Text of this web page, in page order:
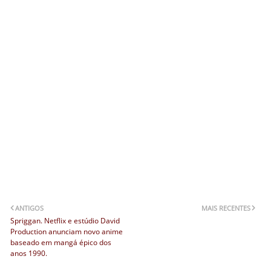
MAIS RECENTES
ANTIGOS
Spriggan. Netflix e estúdio David
Production anunciam novo anime
baseado em mangá épico dos
anos 1990.